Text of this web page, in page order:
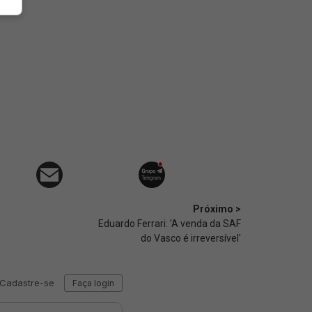
Próximo >
Eduardo Ferrari: 'A venda da SAF
do Vasco é irreversível'